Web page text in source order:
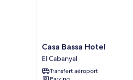
Casa
Bassa
Hotel
El
Casa Bassa Hotel
El Cabanyal
Transfert aéroport